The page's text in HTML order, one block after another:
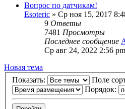
Вопрос по датчикам!
Esoteric » Ср ноя 15, 2017
9 Ответы
7481 Просмотры
Последнее сообщение
Ср авг 24, 2022 2:56 pm
Новая тема
Показать:
Поле
Порядок: